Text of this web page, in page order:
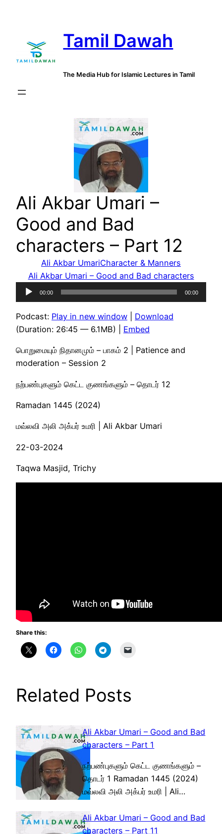
Tamil Dawah
The Media Hub for Islamic Lectures in Tamil
Ali Akbar Umari –
Good and Bad
characters – Part 12
Ali Akbar UmariCharacter & Manners
Ali Akbar Umari – Good and Bad characters
Audio
Player
00:00 00:00
Podcast: Play in new window
Download
(Duration: 26:45 — 6.1MB) | Embed
பொறுமையும் நிதானமும் – பாகம் 2 | Patience and
moderation – Session 2
நற்பண்புகளும் கெட்ட குணங்களும் – தொடர் 12
Ramadan 1445 (2024)
மவ்லவி அலி அக்பர் உமரி | Ali Akbar Umari
22-03-2024
Taqwa Masjid, Trichy
Share this:
Related Posts
Ali Akbar Umari – Good and Bad
characters – Part 1
நற்பண்புகளும் கெட்ட குணங்களும் –
தொடர் 1 Ramadan 1445 (2024)
மவ்லவி அலி அக்பர் உமரி | Ali…
Ali Akbar Umari – Good and Bad
characters – Part 11